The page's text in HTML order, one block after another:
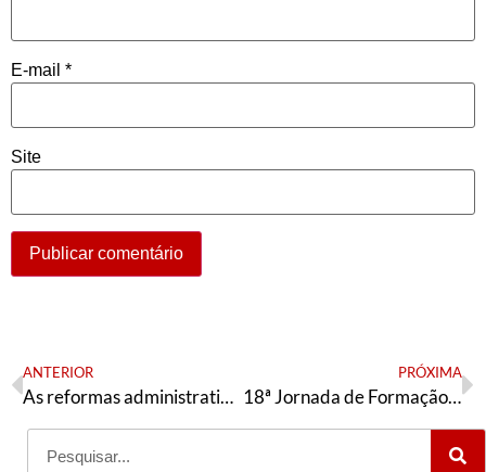
E-mail *
Site
ANTERIOR
As reformas administrativas e os limites do governismo na Bahia
PRÓXIMA
18ª Jornada de Formação Política: confira as novas modalidades de inscrição!